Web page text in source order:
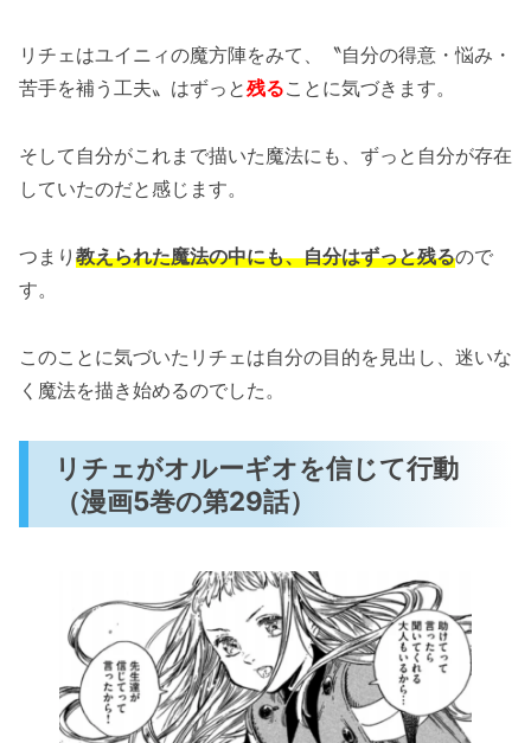
リチェはユイニィの魔方陣をみて、〝自分の得意・悩み・
苦手を補う工夫〟はずっと残ることに気づきます。
そして自分がこれまで描いた魔法にも、ずっと自分が存在
していたのだと感じます。
つまり 教えられた魔法の中にも、自分はずっと残るので
す。
このことに気づいたリチェは自分の目的を見出し、迷いな
く魔法を描き始めるのでした。
リチェがオルーギオを信じて行動
（漫画5巻の第29話）